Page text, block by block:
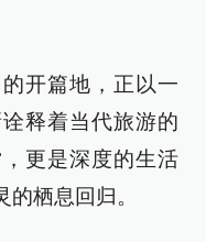
开篇地，正以一
释着当代旅游的
更是深度的生活
栖息回归。